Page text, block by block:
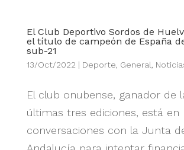
El Club Deportivo Sordos de
el título de campeón de España
sub-21
13/Oct/2022 | Deporte General
El club onubense, ganador de
últimas tres ediciones, está en
conversaciones con la Junta